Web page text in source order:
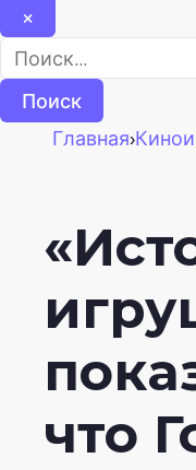
×
Найти:
Главная›
что